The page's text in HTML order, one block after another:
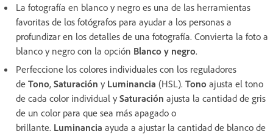
La fotografía en blanco y negro es una de las herramientas
favoritas de los fotógrafos para ayudar a los personas a
profundizar en los detalles de una fotografía. Convierta la foto a
blanco y negro con la opción Blanco y negro.
Perfeccione los colores individuales con los reguladores
de Tono, Saturación y Luminancia (HSL). Tono ajusta el tono
de cada color individual y Saturación ajusta la cantidad de gris
de un color para que sea más apagado o
brillante. Luminancia ayuda a ajustar la cantidad de blanco de